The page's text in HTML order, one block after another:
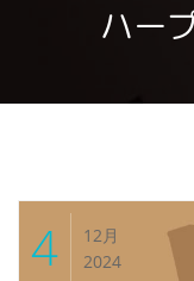
ハー
4
12月
2024